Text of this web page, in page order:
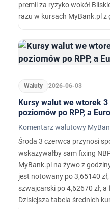
premii za ryzyko wokół
razu w kursach MyBank.pl z
okolice 4,24630 zł, funt
utrzymuje się przy 4,62281
Waluty 2026-06-03
Kursy walut we wtorek
poziomów po RPP, a
Komentarz walutowy
Środa 3 czerwca przynosi
wskazywałby sam fixing
MyBank.pl na żywo z
jest notowany po 3,65140
szwajcarski po 4,62670 zł,
Dzisiejsza tabela średnich